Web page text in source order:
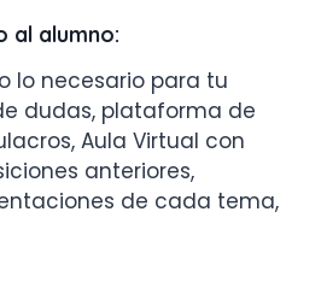
al alumno:
lo necesario para tu
dudas, plataforma de
Aula Virtual con
anteriores,
de cada tema,